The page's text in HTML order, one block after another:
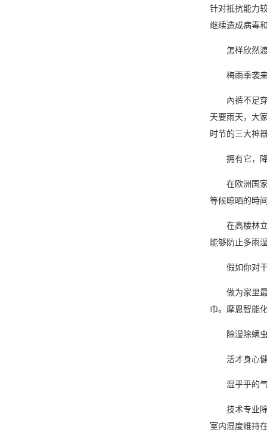
针对抵抗能力
继续造成病毒
怎样欣然渡
梅雨季袭来
內裤不足穿
天要雨天，大
时节的三大神
拥有它，降
在欧洲国家
等候晾晒的時
在高楼林立
能够防止多雨
假如你对干
做为家里最
巾。摩恩智能
除湿除螨
活才身心健
湿乎乎的气
技术专业除
室内湿度维持